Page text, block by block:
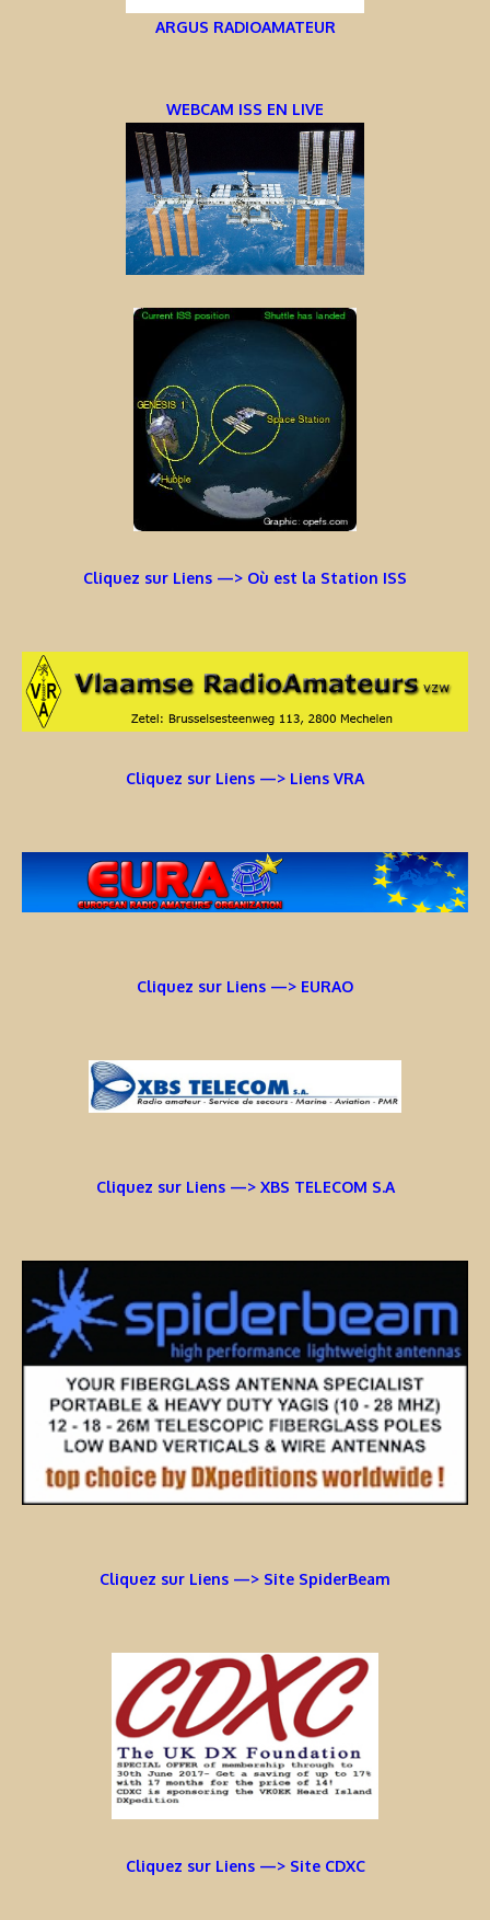
ARGUS RADIOAMATEUR
WEBCAM ISS EN LIVE
Cliquez sur Liens —> Où est la Station ISS
Cliquez sur Liens —> Liens VRA
Cliquez sur Liens —> EURAO
Cliquez sur Liens —> XBS TELECOM S.A
Cliquez sur Liens —> Site SpiderBeam
Cliquez sur Liens —> Site CDXC